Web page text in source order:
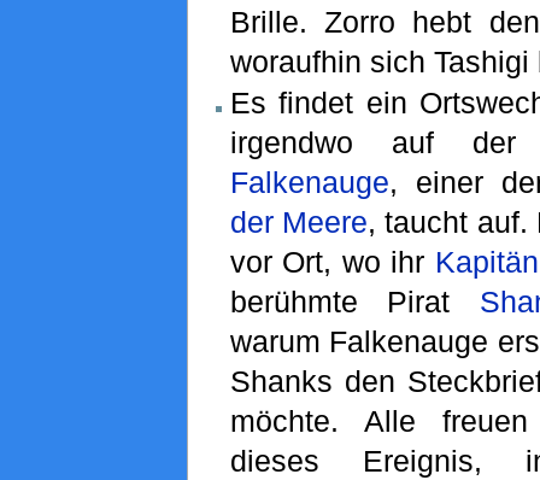
Brille. Zorro hebt
woraufhin sich Tashigi
Es findet ein
irgendwo auf der
Falkenauge, einer
der Meere, taucht auf.
vor Ort, wo ihr Kapitän
berühmte Pirat
warum Falkenauge
Shanks den
möchte. Alle
dieses Ereignis,